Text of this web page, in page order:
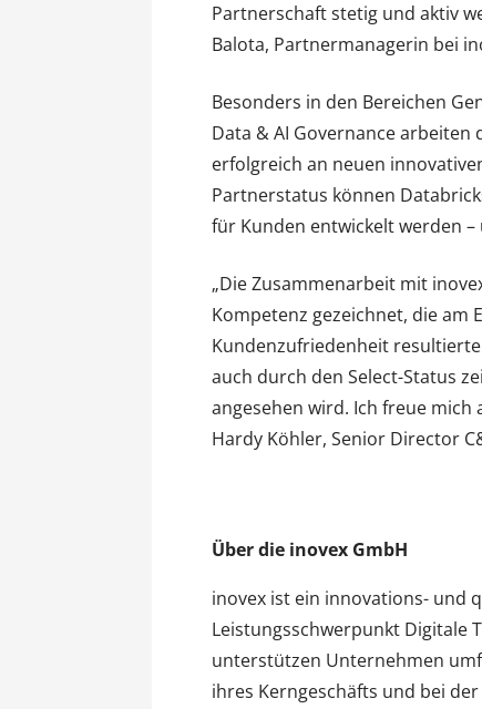
Partnerschaft stetig und aktiv
Balota, Partnermanagerin bei
Besonders in den Bereichen
Data & AI Governance
erfolgreich an neuen
Partnerstatus können
für Kunden entwickelt werden
„Die Zusammenarbeit mit
Kompetenz gezeichnet, die am
Kundenzufriedenheit
auch durch den Select-Status
angesehen wird. Ich freue mich
Hardy Köhler, Senior Director
Über die inovex GmbH
inovex ist ein innovations- und
Leistungsschwerpunkt Digitale
unterstützen Unternehmen
ihres Kerngeschäfts und bei